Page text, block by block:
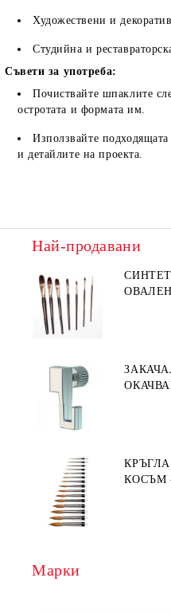
Художествени и
Студийна и
Съвети за употреба:
Почиствайте шпаклите
остротата и формата им.
Използвайте
и детайлите на проекта.
Най-продавани
ОВАЛЕН
КОСЪМ
Марки